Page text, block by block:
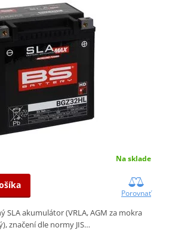
Na sklade
Porovnať
SLA akumulátor (VRLA, AGM za mokra
značení dle normy JIS…